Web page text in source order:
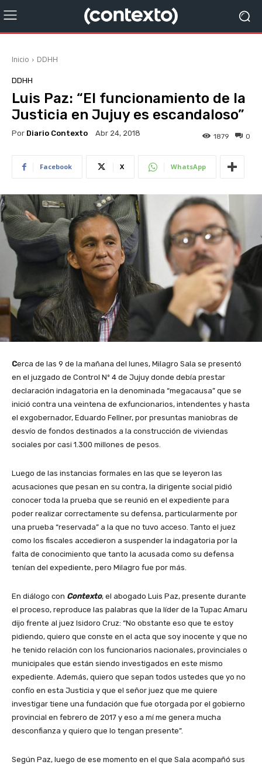
Inicio DDHH
DDHH
Luis Paz: “El funcionamiento de la
Justicia en Jujuy es escandaloso”
Por Diario Contexto Abr 24, 2018 0
1879
Facebook X WhatsApp
Cerca de las 9 de la mañana del lunes, Milagro Sala se presentó
en el juzgado de Control Nº 4 de Jujuy donde debía prestar
declaración indagatoria en la denominada “megacausa” que se
inició contra una veintena de exfuncionarios, intendentes y hasta
el exgobernador, Eduardo Fellner, por presuntas maniobras de
desvío de fondos destinados a la construcción de viviendas
sociales por casi 1.300 millones de pesos.
Luego de las instancias formales en las que se leyeron las
acusaciones que pesan en su contra, la dirigente social pidió
conocer toda la prueba que se reunió en el expediente para
poder realizar correctamente su defensa, particularmente por
una prueba “reservada” a la que no tuvo acceso. Tanto el juez
como los fiscales accedieron a suspender la indagatoria por la
falta de conocimiento que tanto la acusada como su defensa
tenían del expediente, pero Milagro fue por más.
En diálogo con Contexto, el abogado Luis Paz, presente durante
el proceso, reproduce las palabras que la líder de la Tupac Amaru
dijo frente al juez Isidoro Cruz: “No obstante eso que te estoy
pidiendo, quiero que conste en el acta que soy inocente y que no
he tenido relación con los funcionarios nacionales, provinciales o
municipales que están siendo investigados en este mismo
expediente. Además, quiero que sepan todos ustedes que yo no
confío en esta Justicia y que el señor juez que me quiere
investigar tiene una fundación que fue otorgada por el gobierno
provincial en febrero de 2017 y eso a mí me genera mucha
desconfianza y quiero que lo tengan presente”.
Según Paz, luego de ese momento en el que Sala acompañó sus